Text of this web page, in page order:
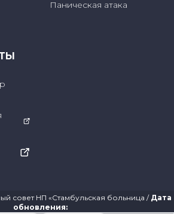
Паническая атака
совет НП «Стамбульская больница / Дата
обновления: